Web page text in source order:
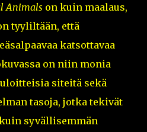
Animals on kuin maalaus,
tyyliltään, että
katsottavaa
on niin monia
siteitä sekä
tasoja, jotka tekivät
syvällisemmän